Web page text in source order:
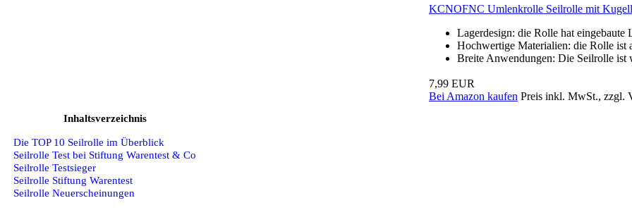
KCNOFNC Umlenkrolle Seilrolle mit
Lagerdesign: die Rolle hat eingebaute
Hochwertige Materialien: die Rolle ist
Breite Anwendungen: Die Seilrolle ist
7,99 EUR
Bei Amazon kaufen Preis inkl. MwSt., zzgl.
Inhaltsverzeichnis
Die TOP 10 Seilrolle im Überblick
Seilrolle Test bei Stiftung Warentest & Co
Seilrolle Testsieger
Seilrolle Stiftung Warentest
Seilrolle Neuerscheinungen